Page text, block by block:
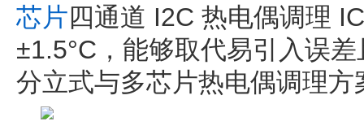
芯片四通道 I2C 热电偶调理
±1.5°C，能够取代易引入误
分立式与多芯片热电偶调理方